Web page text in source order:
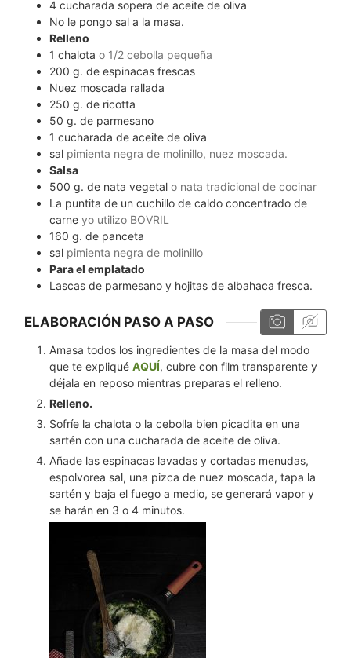
4 cucharada sopera de aceite de oliva
No le pongo sal a la masa.
Relleno
1 chalota o 1/2 cebolla pequeña
200 g. de espinacas frescas
Nuez moscada rallada
250 g. de ricotta
50 g. de parmesano
1 cucharada de aceite de oliva
sal pimienta negra de molinillo, nuez moscada.
Salsa
500 g. de nata vegetal o nata tradicional de cocinar
La puntita de un cuchillo de caldo concentrado de
carne yo utilizo BOVRIL
160 g. de panceta
sal pimienta negra de molinillo
Para el emplatado
Lascas de parmesano y hojitas de albahaca fresca.
ELABORACIÓN PASO A PASO
Amasa todos los ingredientes de la masa del modo
que te expliqué AQUÍ, cubre con film transparente y
déjala en reposo mientras preparas el relleno.
Relleno.
Sofríe la chalota o la cebolla bien picadita en una
sartén con una cucharada de aceite de oliva.
Añade las espinacas lavadas y cortadas menudas,
espolvorea sal, una pizca de nuez moscada, tapa la
sartén y baja el fuego a medio, se generará vapor y
se harán en 3 o 4 minutos.